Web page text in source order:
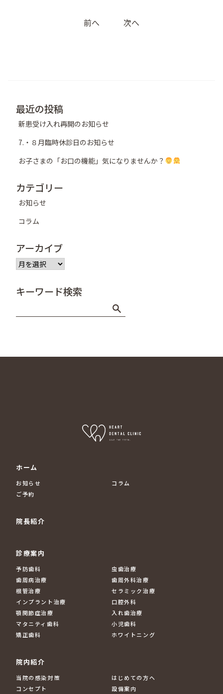
前へ 次へ
最近の投稿
新患受け入れ再開のお知らせ
7.・８月臨時休診日のお知らせ
お子さまの「お口の機能」気になりませんか？
カテゴリー
お知らせ
コラム
アーカイブ
ア
ー
イ
キーワード検索
ホーム
お知らせ
コラム
ご予約
院長紹介
診療案内
予防歯科
虫歯治療
歯周病治療
歯周外科治療
根管治療
セラミック治療
インプラント治療
口腔外科
顎関節症治療
入れ歯治療
マタニティ歯科
小児歯科
矯正歯科
ホワイトニング
院内紹介
当院の感染対策
はじめての方へ
コンセプト
設備案内